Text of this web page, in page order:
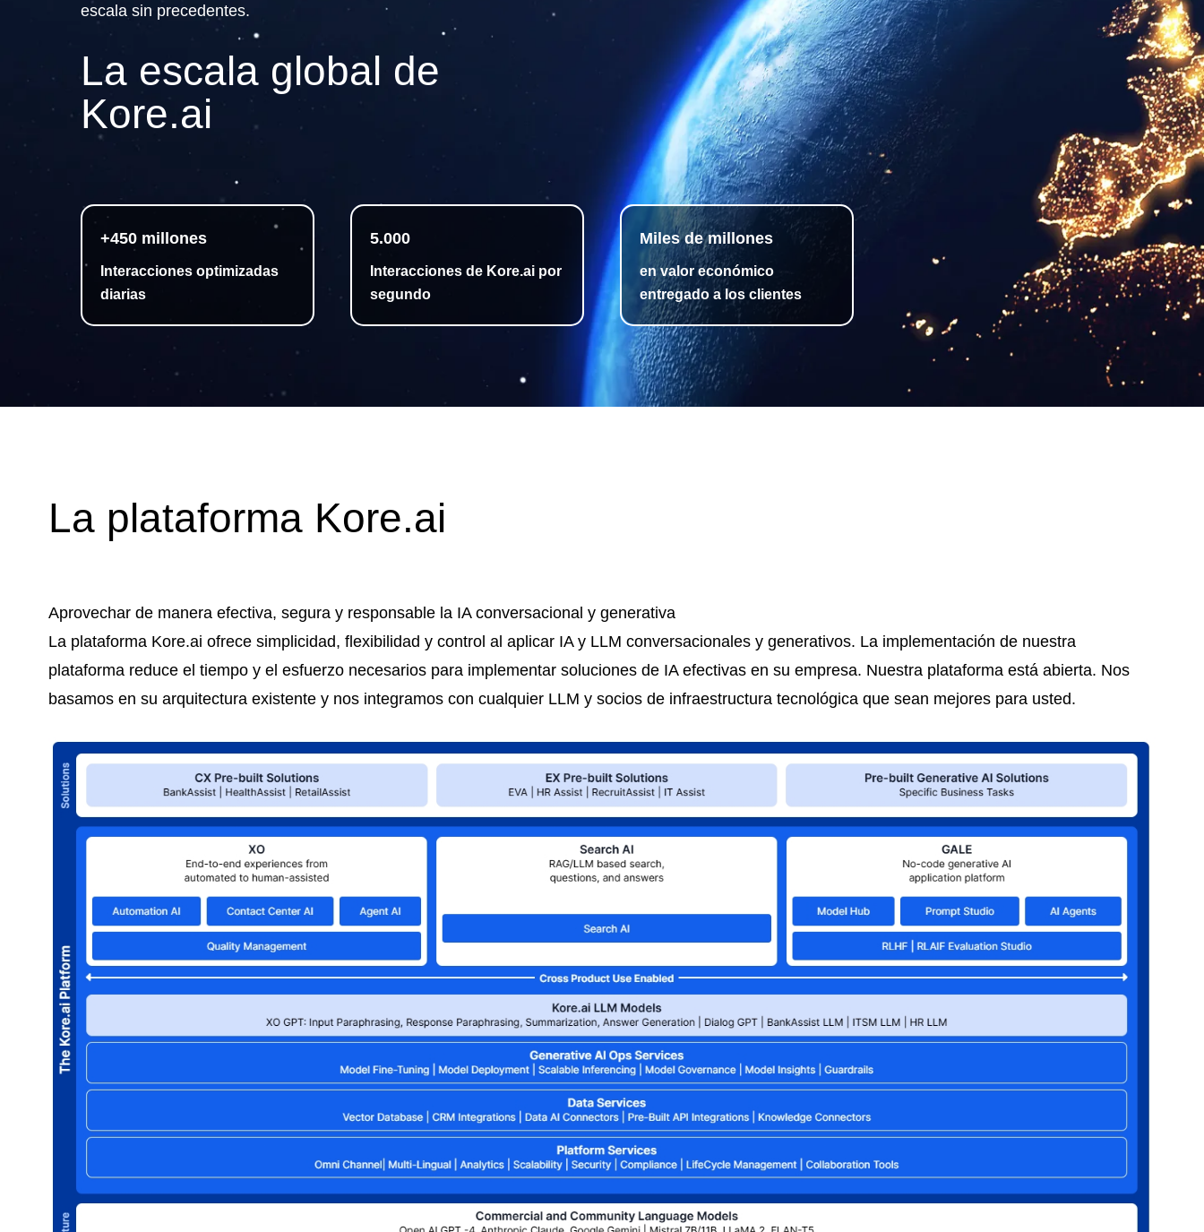
escala sin precedentes.
La escala global de
Kore.ai
+450 millones
Interacciones optimizadas
diarias
5.000
Interacciones de Kore.ai por
segundo
Miles de millones
en valor económico
entregado a los clientes
La plataforma Kore.ai
Aprovechar de manera efectiva, segura y responsable la IA conversacional y generativa
La plataforma Kore.ai ofrece simplicidad, flexibilidad y control al aplicar IA y LLM conversacionales y generativos. La implementación de nuestra
plataforma reduce el tiempo y el esfuerzo necesarios para implementar soluciones de IA efectivas en su empresa. Nuestra plataforma está abierta. Nos
basamos en su arquitectura existente y nos integramos con cualquier LLM y socios de infraestructura tecnológica que sean mejores para usted.